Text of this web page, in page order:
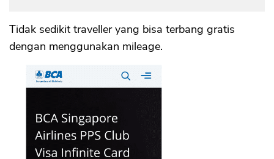
Tidak sedikit traveller yang bisa terbang gratis
dengan menggunakan mileage.